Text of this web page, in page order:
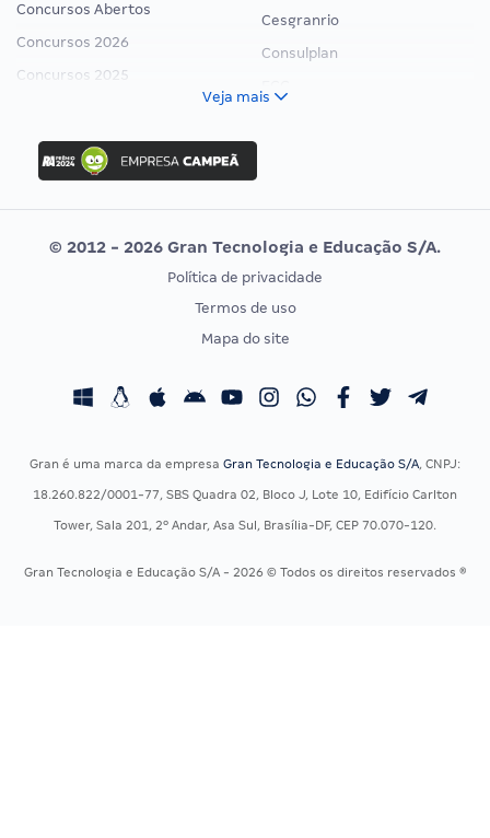
Concursos Abertos
Concursos 2026
Concursos 2025
Concurso Ibama
Concurso MPU
Editais publicados
Cesgranrio
Consulplan
Vunesp
CONCURSOS POR PROFISSÃO
Concursos Fiscais
Concursos Saúde
Residência Multiprofissional
EXAME DE ORDEM
Calendário OAB
Veja mais
© 2012 - 2026 Gran Tecnologia e Educação S/A.
Política de privacidade
Termos de uso
Mapa do site
Gran é uma marca da empresa Gran Tecnologia e Educação S/A, CNPJ:
18.260.822/0001-77, SBS Quadra 02, Bloco J, Lote 10, Edifício Carlton
Tower, Sala 201, 2º Andar, Asa Sul, Brasília-DF, CEP 70.070-120.
Gran Tecnologia e Educação S/A - 2026 © Todos os direitos reservados ®